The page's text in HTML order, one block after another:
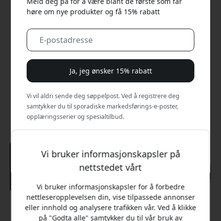
Anbefalt pris
Vi bruker informasjonskapsler på
nettstedet vårt
Vi bruker informasjonskapsler for å forbedre
nettleseropplevelsen din, vise tilpassede annonser
eller innhold og analysere trafikken vår. Ved å klikke
på "Godta alle" samtykker du til vår bruk av
høre om nye produkter og få 15% rabatt
Ja, jeg ønsker 15% rabatt
Vi vil aldri sende deg søppelpost. Ved å registrere deg
samtykker du til sporadiske markedsførings-e-poster,
opplæringsserier og spesialtilbud.